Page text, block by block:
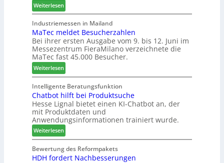
t
s
f
ü
h
r
r
e
n
f
ü
r
P
a
n
t
a
g
o
-
F
r
ä
s
e
r
u
n
d
-
V
e
r
b
i
Weiterlesen:
W
e
C
a
r
e
-
A
k
t
i
o
n
s
w
o
c
Industriemessen in Mailand
MaTec meldet Besucherzahlen
Bei ihrer ersten Ausgabe vom 9. bis 12. Juni im
Messezentrum FieraMilano verzeichnete die
MaTec fast 45.000 Besucher.
Weiterlesen:
M
a
T
e
c
m
e
l
d
e
Intelligente Beratungsfunktion
Chatbot hilft bei Produktsuche
Hesse Lignal bietet einen KI-Chatbot an, der
mit Produktdaten und
Anwendungsinformationen trainiert wurde.
Weiterlesen:
C
h
a
Bewertung des Reformpakets
HDH fordert Nachbesserungen